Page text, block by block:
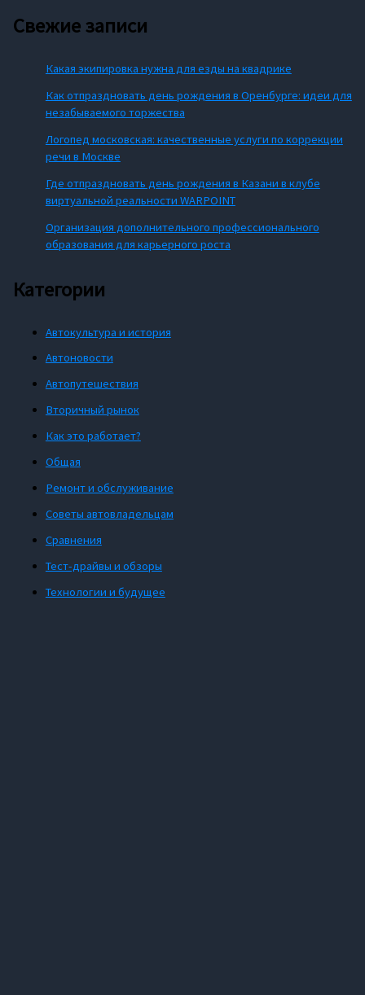
Свежие записи
Какая экипировка нужна для езды на квадрике
Как отпраздновать день рождения в Оренбурге: идеи для
незабываемого торжества
Логопед московская: качественные услуги по коррекции
речи в Москве
Где отпраздновать день рождения в Казани в клубе
виртуальной реальности WARPOINT
Организация дополнительного профессионального
образования для карьерного роста
Категории
Автокультура и история
Автоновости
Автопутешествия
Вторичный рынок
Как это работает?
Общая
Ремонт и обслуживание
Советы автовладельцам
Сравнения
Тест-драйвы и обзоры
Технологии и будущее